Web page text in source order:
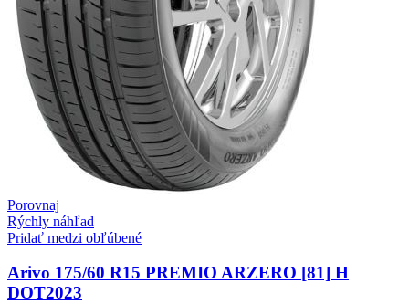
Porovnaj
Rýchly náhľad
Pridať medzi obľúbené
Arivo 175/60 R15 PREMIO ARZERO [81] H
DOT2023